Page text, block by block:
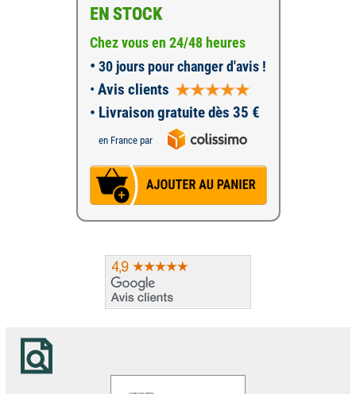
EN STOCK
Chez vous en 24/48 heures
• 30 jours pour changer d'avis !
• Avis clients
• Livraison gratuite dès 35 €
en France par